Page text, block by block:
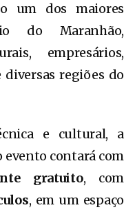
um dos maiores
do Maranhão,
empresários,
regiões do
e cultural, a
evento contará com
gratuito, com
, em um espaço